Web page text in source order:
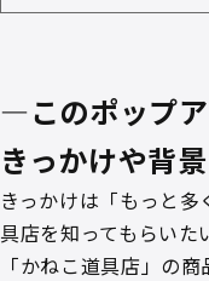
—このポップ
きっかけや背
きっかけは「もっと
具店を知ってもらいた
「かねこ道具店」の